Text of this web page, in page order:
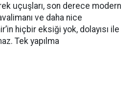
uçuşları, son derece modern
ve daha nice
hiçbir eksiği yok, dolayısı ile
Tek yapılma